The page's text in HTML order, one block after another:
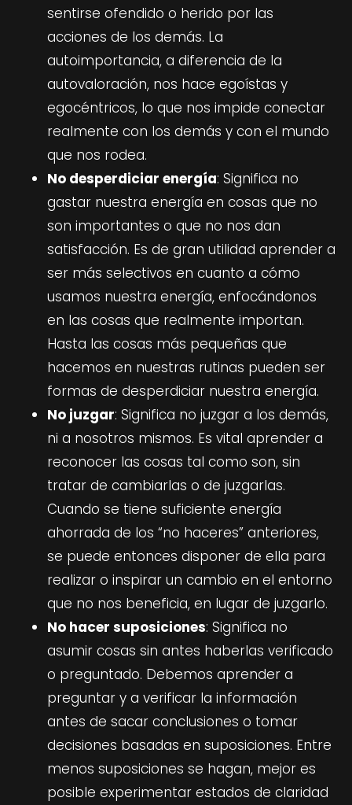
sentirse ofendido o herido por las
acciones de los demás. La
autoimportancia, a diferencia de la
autovaloración, nos hace egoístas y
egocéntricos, lo que nos impide conectar
realmente con los demás y con el mundo
que nos rodea.
No desperdiciar energía: Significa no
gastar nuestra energía en cosas que no
son importantes o que no nos dan
satisfacción. Es de gran utilidad aprender a
ser más selectivos en cuanto a cómo
usamos nuestra energía, enfocándonos
en las cosas que realmente importan.
Hasta las cosas más pequeñas que
hacemos en nuestras rutinas pueden ser
formas de desperdiciar nuestra energía.
No juzgar: Significa no juzgar a los demás,
ni a nosotros mismos. Es vital aprender a
reconocer las cosas tal como son, sin
tratar de cambiarlas o de juzgarlas.
Cuando se tiene suficiente energía
ahorrada de los “no haceres” anteriores,
se puede entonces disponer de ella para
realizar o inspirar un cambio en el entorno
que no nos beneficia, en lugar de juzgarlo.
No hacer suposiciones: Significa no
asumir cosas sin antes haberlas verificado
o preguntado. Debemos aprender a
preguntar y a verificar la información
antes de sacar conclusiones o tomar
decisiones basadas en suposiciones. Entre
menos suposiciones se hagan, mejor es
posible experimentar estados de claridad